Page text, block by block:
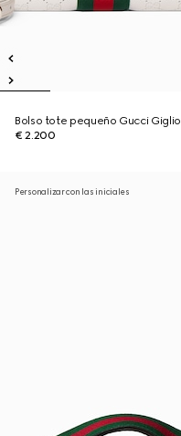
Bolso tote pequeño Gucci Giglio
€ 2.200
Personalizar con las iniciales